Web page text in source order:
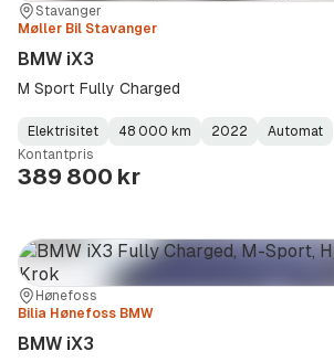
Sted:
Stavanger
Forhandler:
Møller Bil Stavanger
BMW iX3
M Sport Fully Charged
Fuel
Type:
Elektrisitet
Kilometerstand:
48 000 km
Model
Year:
2022
Gearbox
Type:
Automat
Kontantpris
389 800 kr
Sted:Hønefoss
Forhandler:
Bilia Hønefoss BMW
BMW iX3